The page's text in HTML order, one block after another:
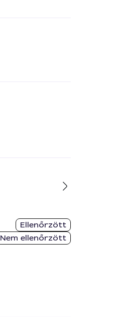
Ellenőrzött
Nem ellenőrzött